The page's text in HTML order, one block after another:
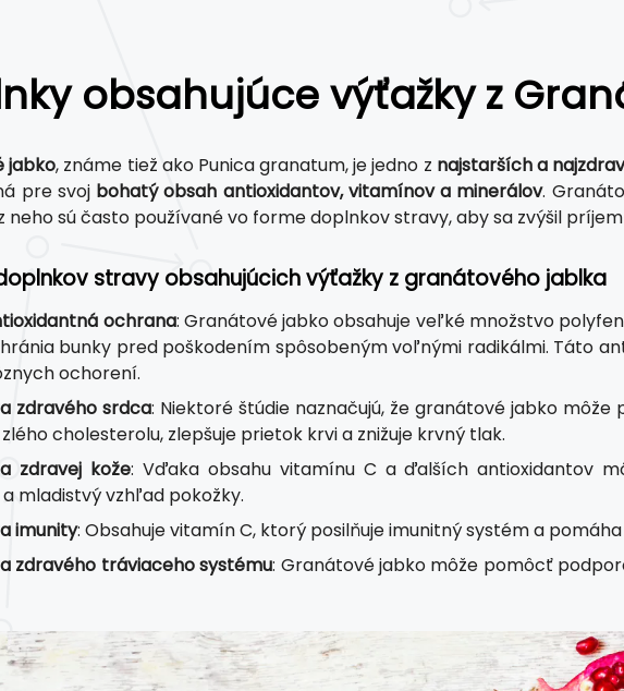
obsahujúce výťažky z
jabko, známe tiež ako Punica granatum, je jedno z najstarších a
pre svoj bohatý obsah antioxidantov, vitamínov a minerálov.
neho sú často používané vo forme doplnkov stravy, aby sa zvýšil
stravy obsahujúcich výťažky z granátového jablka
ochrana: Granátové jabko obsahuje veľké množstvo
bunky pred poškodením spôsobeným voľnými radikálmi. Táto
ochorení.
zdravého srdca: Niektoré štúdie naznačujú, že granátové jabko
cholesterolu, zlepšuje prietok krvi a znižuje krvný tlak.
zdravej kože: Vďaka obsahu vitamínu C a ďalších antioxidantov
mladistvý vzhľad pokožky.
imunity: Obsahuje vitamín C, ktorý posilňuje imunitný systém a
zdravého tráviaceho systému: Granátové jabko môže pomôcť